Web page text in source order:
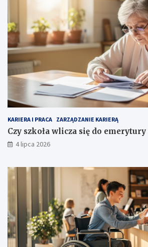
KARIERA I PRACA ZARZĄDZANIE KARIERĄ
Czy szkoła wlicza się do emerytury
4 lipca 2026